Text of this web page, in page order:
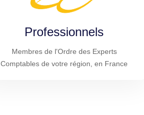
Professionnels
Membres de l'Ordre des Experts
Comptables de votre région, en France